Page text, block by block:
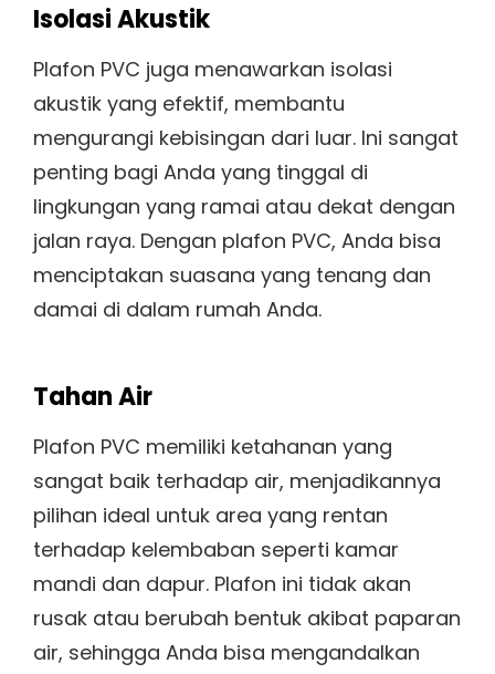
Isolasi Akustik
Plafon PVC juga menawarkan isolasi
akustik yang efektif, membantu
mengurangi kebisingan dari luar. Ini sangat
penting bagi Anda yang tinggal di
lingkungan yang ramai atau dekat dengan
jalan raya. Dengan plafon PVC, Anda bisa
menciptakan suasana yang tenang dan
damai di dalam rumah Anda.
Tahan Air
Plafon PVC memiliki ketahanan yang
sangat baik terhadap air, menjadikannya
pilihan ideal untuk area yang rentan
terhadap kelembaban seperti kamar
mandi dan dapur. Plafon ini tidak akan
rusak atau berubah bentuk akibat paparan
air, sehingga Anda bisa mengandalkan